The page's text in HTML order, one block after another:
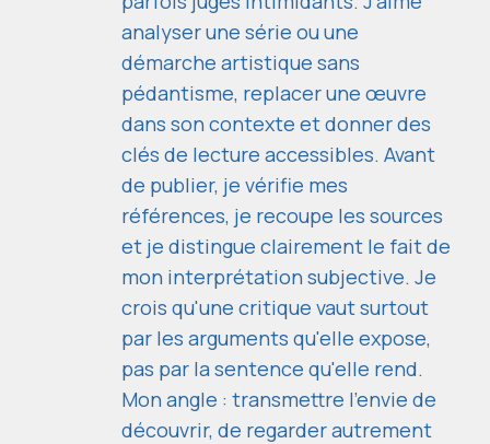
analyser une série ou une
démarche artistique sans
pédantisme, replacer une œuvre
dans son contexte et donner des
clés de lecture accessibles. Avant
de publier, je vérifie mes
références, je recoupe les sources
et je distingue clairement le fait de
mon interprétation subjective. Je
crois qu'une critique vaut surtout
par les arguments qu'elle expose,
pas par la sentence qu'elle rend.
Mon angle : transmettre l'envie de
découvrir, de regarder autrement